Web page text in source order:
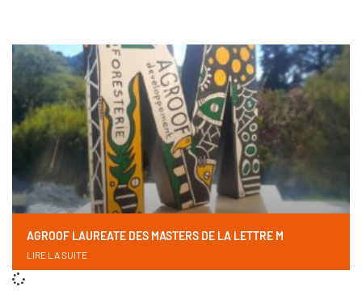
AGROOF LAUREATE DES MASTERS DE LA LETTRE M
LIRE LA SUITE